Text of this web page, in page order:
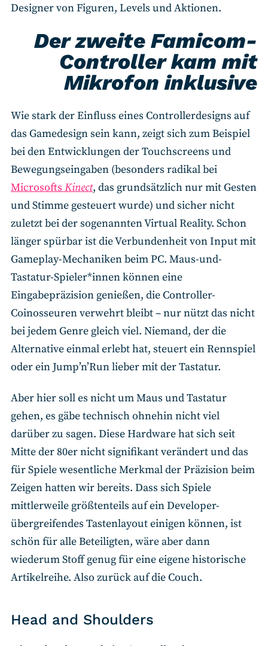
Designer von Figuren, Levels und Aktionen.
Der zweite Famicom-
Controller kam mit
Mikrofon inklusive
Wie stark der Einfluss eines Controllerdesigns auf
das Gamedesign sein kann, zeigt sich zum Beispiel
bei den Entwicklungen der Touchscreens und
Bewegungseingaben (besonders radikal bei
Microsofts Kinect, das grundsätzlich nur mit Gesten
und Stimme gesteuert wurde) und sicher nicht
zuletzt bei der sogenannten Virtual Reality. Schon
länger spürbar ist die Verbundenheit von Input mit
Gameplay-Mechaniken beim PC. Maus-und-
Tastatur-Spieler*innen können eine
Eingabepräzision genießen, die Controller-
Coinosseuren verwehrt bleibt – nur nützt das nicht
bei jedem Genre gleich viel. Niemand, der die
Alternative einmal erlebt hat, steuert ein Rennspiel
oder ein Jump’n’Run lieber mit der Tastatur.
Aber hier soll es nicht um Maus und Tastatur
gehen, es gäbe technisch ohnehin nicht viel
darüber zu sagen. Diese Hardware hat sich seit
Mitte der 80er nicht signifikant verändert und das
für Spiele wesentliche Merkmal der Präzision beim
Zeigen hatten wir bereits. Dass sich Spiele
mittlerweile größtenteils auf ein Developer-
übergreifendes Tastenlayout einigen können, ist
schön für alle Beteiligten, wäre aber dann
wiederum Stoff genug für eine eigene historische
Artikelreihe. Also zurück auf die Couch.
Head and Shoulders